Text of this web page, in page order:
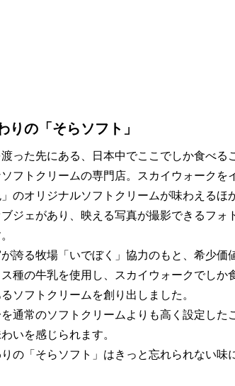
りの「そらソフト」
った先にある、日本中でここでしか食べる
フトクリームの専門店。スカイウォークを
」のオリジナルソフトクリームが味わえるほ
ジェがあり、映える写真が撮影できるフォ
誇る牧場「いでぼく」協力のもと、希少価
種の牛乳を使用し、スカイウォークでしか
ソフトクリームを創り出しました。
通常のソフトクリームよりも高く設定した
いを感じられます。
の「そらソフト」はきっと忘れられない味